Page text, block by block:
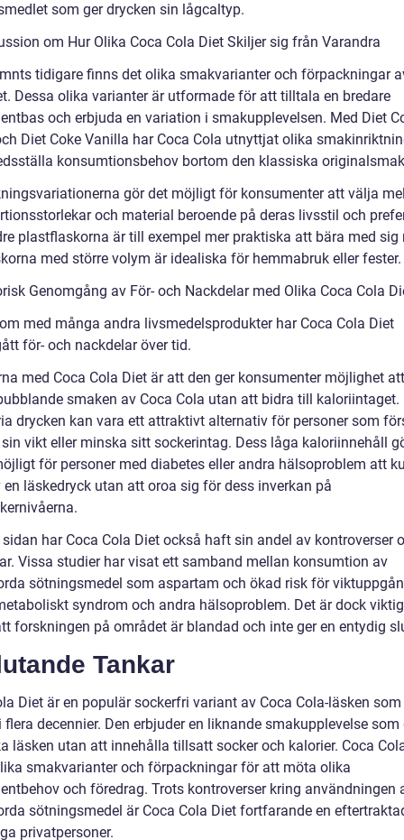
som ger drycken sin lågcaltyp.
om Hur Olika Coca Cola Diet Skiljer sig från Varandra
tidigare finns det olika smakvarianter och förpackningar
Dessa olika varianter är utformade för att tilltala en bredare
och erbjuda en variation i smakupplevelsen. Med Diet
Diet Coke Vanilla har Coca Cola utnyttjat olika
konsumtionsbehov bortom den klassiska
gör det möjligt för konsumenter att välja
och material beroende på deras livsstil och
plastflaskorna är till exempel mer praktiska att bära med sig
med större volym är idealiska för hemmabruk eller fester.
Genomgång av För- och Nackdelar med Olika Coca Cola
med många andra livsmedelsprodukter har Coca Cola Diet
för- och nackdelar över tid.
med Coca Cola Diet är att den ger konsumenter möjlighet
smaken av Coca Cola utan att bidra till kaloriintaget.
drycken kan vara ett attraktivt alternativ för personer som
vikt eller minska sitt sockerintag. Dess låga kaloriinnehåll
för personer med diabetes eller andra hälsoproblem att
läskedryck utan att oroa sig för dess inverkan på
har Coca Cola Diet också haft sin andel av kontroverser
Vissa studier har visat ett samband mellan konsumtion av
sötningsmedel som aspartam och ökad risk för
syndrom och andra hälsoproblem. Det är dock
forskningen på området är blandad och inte ger en entydig
Tankar
Diet är en populär sockerfri variant av Coca Cola-läsken
decennier. Den erbjuder en liknande smakupplevelse som
läsken utan att innehålla tillsatt socker och kalorier. Coca
smakvarianter och förpackningar för att möta olika
och föredrag. Trots kontroverser kring användningen
sötningsmedel är Coca Cola Diet fortfarande en
privatpersoner.